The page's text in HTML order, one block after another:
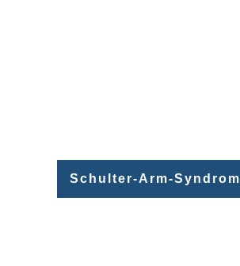
Schulter-Arm-Syndrom